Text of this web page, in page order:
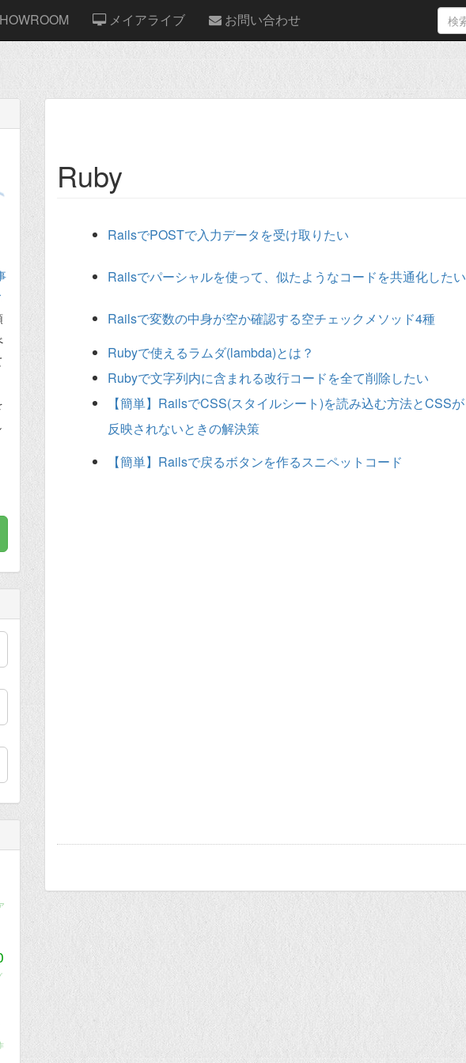
メイアライブ お問い合わせ
Ruby
RailsでPOSTで入力データを受け取りたい
Railsでパーシャルを使って、似たようなコードを共通化したい
Railsで変数の中身が空か確認する空チェックメソッド4種
Rubyで使えるラムダ(lambda)とは？
Rubyで文字列内に含まれる改行コードを全て削除したい
【簡単】RailsでCSS(スタイルシート)を読み込む方法とCSSが
反映されないときの解決策
【簡単】Railsで戻るボタンを作るスニペットコード